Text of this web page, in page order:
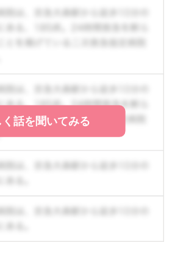
話を聞いてみる